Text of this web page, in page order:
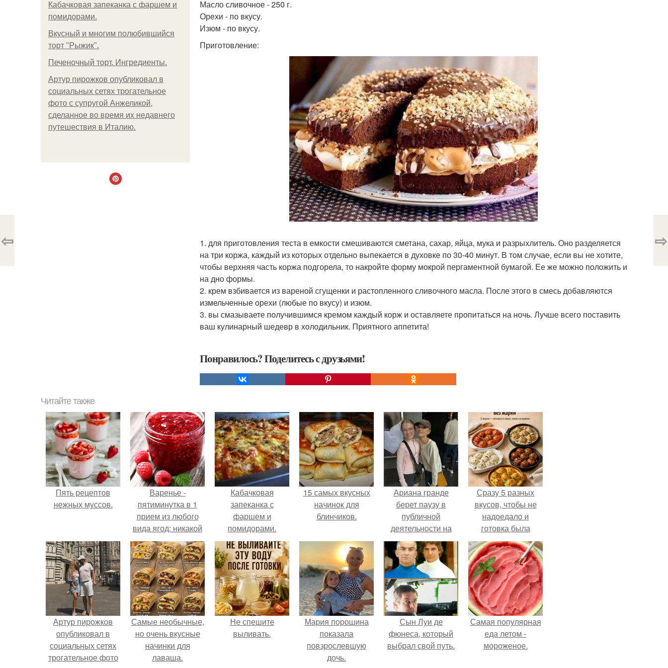
Кабачковая запеканка с фаршем и
помидорами.
Вкусный и многим полюбившийся
торт "Рыжик".
Печеночный торт. Ингредиенты.
Артур пирожков опубликовал в
социальных сетях трогательное
фото с супругой Анжеликой,
сделанное во время их недавнего
путешествия в Италию.
Масло сливочное - 250 г.
Орехи - по вкусу.
Изюм - по вкусу.
Приготовление:
1. для приготовления теста в емкости смешиваются сметана, сахар, яйца, мука и разрыхлитель. Оно разделяется
на три коржа, каждый из которых отдельно выпекается в духовке по 30-40 минут. В том случае, если вы не хотите,
чтобы верхняя часть коржа подгорела, то накройте форму мокрой пергаментной бумагой. Ее же можно положить и
на дно формы.
2. крем взбивается из вареной сгущенки и растопленного сливочного масла. После этого в смесь добавляются
измельченные орехи (любые по вкусу) и изюм.
3. вы смазываете получившимся кремом каждый корж и оставляете пропитаться на ночь. Лучше всего поставить
ваш кулинарный шедевр в холодильник. Приятного аппетита!
Понравилось? Поделитесь с друзьями!
⇦ ⇨
Читайте также
Пять рецептов
нежных муссов.
Варенье -
пятиминутка в 1
прием из любого
вида ягод: никакой
длительной варки,
все витамины на
месте!
Кабачковая
запеканка с
фаршем и
помидорами.
15 самых вкусных
начинок для
блинчиков.
Ариана гранде
берет паузу в
публичной
деятельности на
фоне слухов о
своем здоровье.
Сразу 5 разных
вкусов, чтобы не
надоедало и
готовка была
проще.
Артур пирожков
опубликовал в
социальных сетях
трогательное фото
Самые необычные,
но очень вкусные
начинки для
лаваша.
Не спешите
выливать.
Мария порошина
показала
повзрослевшую
дочь.
Сын Луи де
фюнеса, который
выбрал свой путь.
Самая популярная
еда летом -
мороженое.